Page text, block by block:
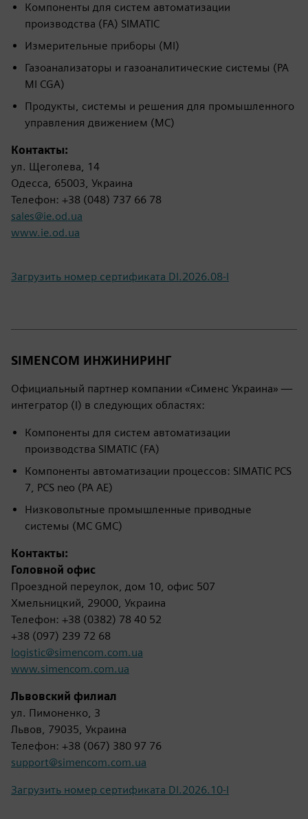
Компоненты для систем автоматизации
производства (FA) SIMATIC
Измерительные приборы (MI)
Газоанализаторы и газоаналитические системы (PA
MI CGA)
Продукты, системы и решения для промышленного
управления движением (MC)
Контакты:
ул. Щеголева, 14
Одесса, 65003, Украина
Телефон: +38 (048) 737 66 78
sales@ie.od.ua
www.ie.od.ua
Загрузить номер сертификата DI.2026.08-I
SIMENCOM ИНЖИНИРИНГ
Официальный партнер компании «Сименс Украина» —
интегратор (I) в следующих областях:
Компоненты для систем автоматизации
производства SIMATIC (FA)
Компоненты автоматизации процессов: SIMATIC PCS
7, PCS neo (PA AE)
Низковольтные промышленные приводные
системы (MC GMC)
Контакты:
Головной офис
Проездной переулок, дом 10, офис 507
Хмельницкий, 29000, Украина
Телефон: +38 (0382) 78 40 52
+38 (097) 239 72 68
logistic@simencom.com.ua
www.simencom.com.ua
Львовский филиал
ул. Пимоненко, 3
Львов, 79035, Украина
Телефон: +38 (067) 380 97 76
support@simencom.com.ua
Загрузить номер сертификата DI.2026.10-I